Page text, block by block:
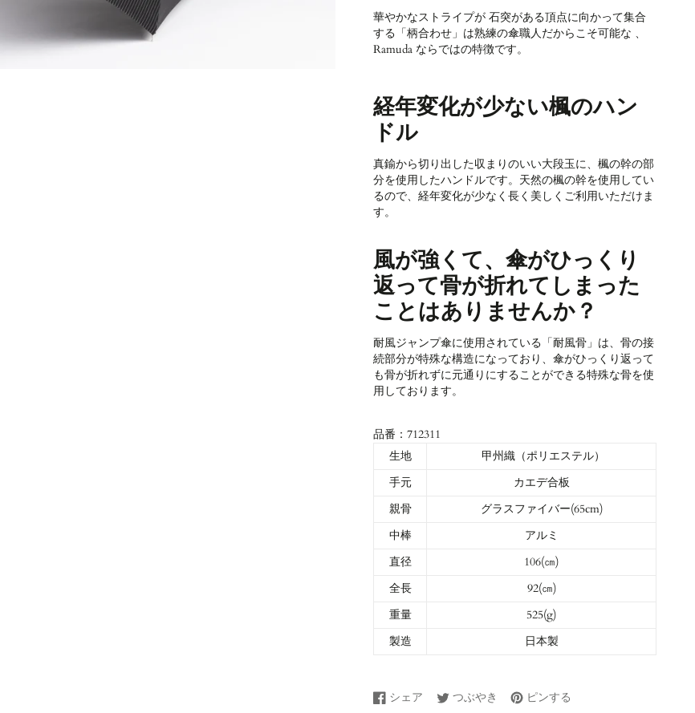
華やかなストライプが 石突がある頂点に向かって集合
する「柄合わせ」は熟練の傘職人だからこそ可能な 、
Ramuda ならではの特徴です。
経年変化が少ない楓のハン
ドル
真鍮から切り出した収まりのいい大段玉に、楓の幹の部
分を使用したハンドルです。天然の楓の幹を使用してい
るので、経年変化が少なく長く美しくご利用いただけま
す。
風が強くて、傘がひっくり
返って骨が折れてしまった
ことはありませんか？
耐風ジャンプ傘に使用されている「耐風骨」は、骨の接
続部分が特殊な構造になっており、傘がひっくり返って
も骨が折れずに元通りにすることができる特殊な骨を使
用しております。
品番：712311
生地
甲州織（ポリエステル）
手元
カエデ合板
親骨
グラスファイバー(65cm)
中棒
アルミ
直径
106(㎝)
全長
92(㎝)
重量
525(g)
製造
日本製
シェア
Facebook
新
つぶやき
Twitter
新
ピンする
Pinterest
新